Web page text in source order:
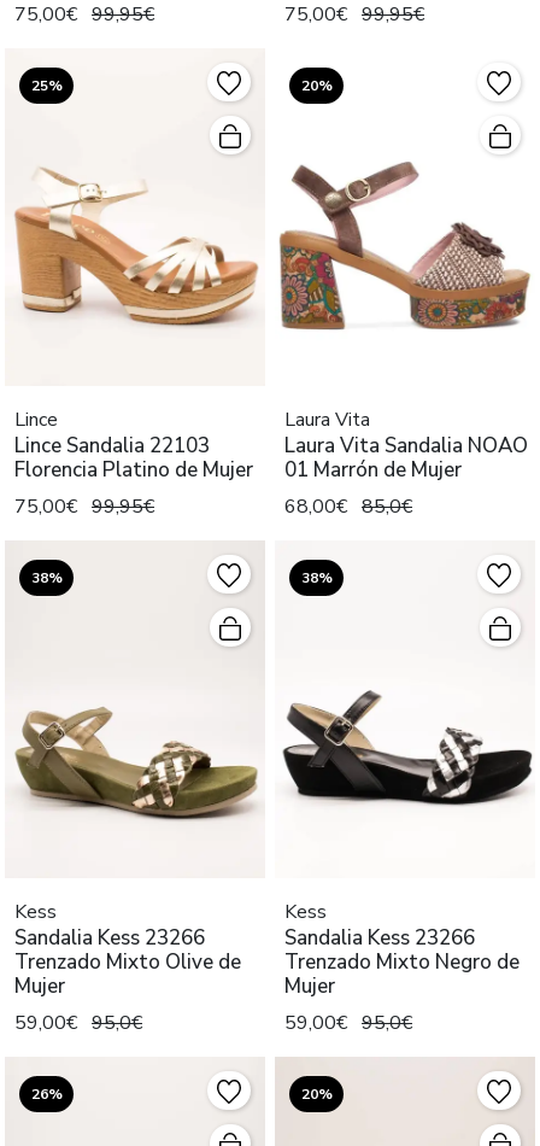
75,00€ 99,95€ 75,00€ 99,95€
25%
Lince
Lince Sandalia 22103
Florencia Platino de Mujer
75,00€ 99,95€
20%
Laura Vita
Laura Vita Sandalia NOAO
01 Marrón de Mujer
68,00€ 85,0€
38%
Kess
Sandalia Kess 23266
Trenzado Mixto Olive de
Mujer
59,00€ 95,0€
38%
Kess
Sandalia Kess 23266
Trenzado Mixto Negro de
Mujer
59,00€ 95,0€
26% 20%